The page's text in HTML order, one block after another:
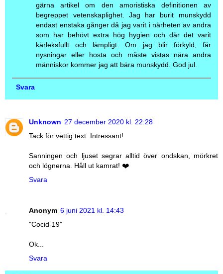
gärna artikel om den amoristiska definitionen av
begreppet vetenskaplighet. Jag har burit munskydd
endast enstaka gånger då jag varit i närheten av andra
som har behövt extra hög hygien och där det varit
kärleksfullt och lämpligt. Om jag blir förkyld, får
nysningar eller hosta och måste vistas nära andra
människor kommer jag att bära munskydd. God jul.
Svara
Unknown 27 december 2020 kl. 22:28
Tack för vettig text. Intressant!
Sanningen och ljuset segrar alltid över ondskan, mörkret
och lögnerna. Håll ut kamrat! ❤️
Svara
Anonym 6 juni 2021 kl. 14:43
"Cocid-19"
Ok...
Svara